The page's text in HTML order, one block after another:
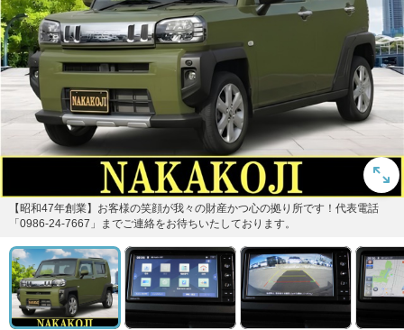
【昭和47年創業】お客様の笑顔が我々の財産かつ心の拠り所です！代表電話
「0986-24-7667」までご連絡をお待ちいたしております。